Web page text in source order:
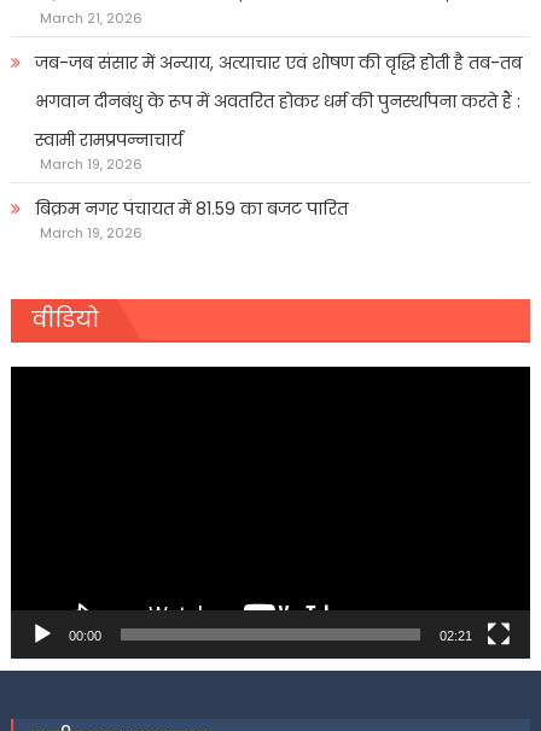
March 21, 2026
जब-जब संसार में अन्याय, अत्याचार एवं शोषण की वृद्धि होती है तब-तब
भगवान दीनबंधु के रूप में अवतरित होकर धर्म की पुनर्स्थापना करते हैं :
स्वामी रामप्रपन्नाचार्य
March 19, 2026
बिक्रम नगर पंचायत में 81.59 का बजट पारित
March 19, 2026
वीडियो
00:00 02:21